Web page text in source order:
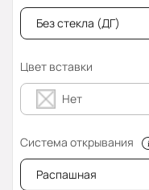
Без стекла (ДГ)
Цвет вставки
Нет
Система открывания
Распашная